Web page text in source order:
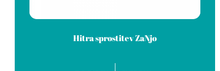
Hitra sprostitev ZaNjo